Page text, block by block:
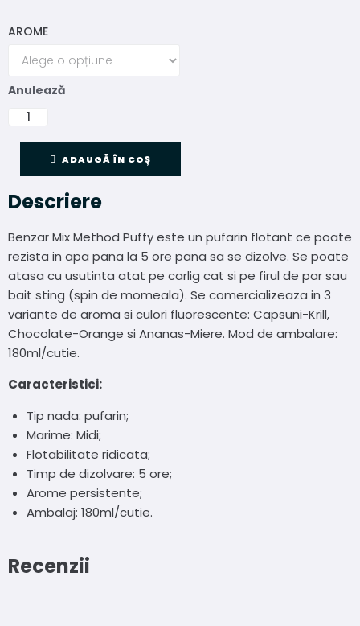
AROME
Anulează
ADAUGĂ ÎN COȘ
Descriere
Benzar Mix Method Puffy este un pufarin flotant ce poate
rezista in apa pana la 5 ore pana sa se dizolve. Se poate
atasa cu usutinta atat pe carlig cat si pe firul de par sau
bait sting (spin de momeala). Se comercializeaza in 3
variante de aroma si culori fluorescente: Capsuni-Krill,
Chocolate-Orange si Ananas-Miere. Mod de ambalare:
180ml/cutie.
Caracteristici:
Tip nada: pufarin;
Marime: Midi;
Flotabilitate ridicata;
Timp de dizolvare: 5 ore;
Arome persistente;
Ambalaj: 180ml/cutie.
Recenzii